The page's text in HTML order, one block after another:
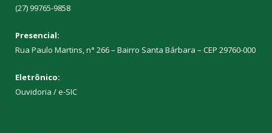
(27) 99765-9858
Presencial:
Rua Paulo Martins, n° 266 – Bairro Santa Bárbara – CEP 29760-000
Eletrônico:
Ouvidoria /e-SIC